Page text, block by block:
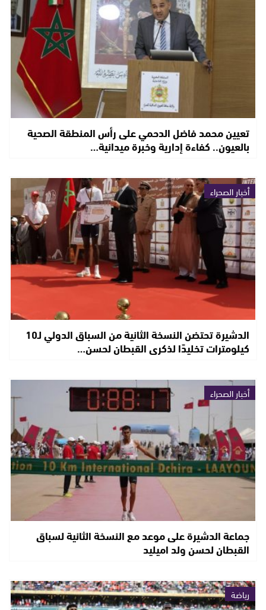
تعيين محمد فاضل الدحمي على رأس المنطقة الصحية
بالعيون.. كفاءة إدارية وخبرة ميدانية…
أخبار الصحراء
الدشيرة تحتضن النسخة الثانية من السباق الدولي لـ10
كيلومترات تخليدًا لذكرى القبطان لحسن…
أخبار الصحراء
جماعة الدشيرة على موعد مع النسخة الثانية لسباق
القبطان لحسن ولد اميليد
رياضة